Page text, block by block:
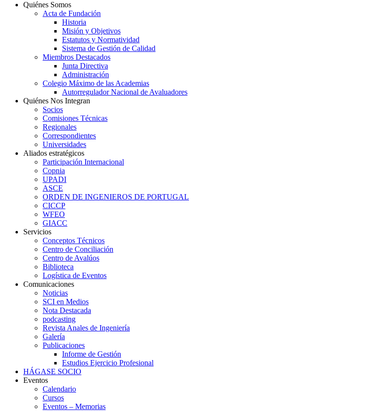
Quiénes Somos
Acta de Fundación
Historia
Misión y Objetivos
Estatutos y Normatividad
Sistema de Gestión de Calidad
Miembros Destacados
Junta Directiva
Administración
Colegio Máximo de las Academias
Autorregulador Nacional de Avaluadores
Quiénes Nos Integran
Socios
Comisiones Técnicas
Regionales
Correspondientes
Universidades
Aliados estratégicos
Participación Internacional
Copnia
UPADI
ASCE
ORDEN DE INGENIEROS DE PORTUGAL
CICCP
WFEO
GIACC
Servicios
Conceptos Técnicos
Centro de Conciliación
Centro de Avalúos
Biblioteca
Logística de Eventos
Comunicaciones
Noticias
SCI en Medios
Nota Destacada
podcasting
Revista Anales de Ingeniería
Galería
Publicaciones
Informe de Gestión
Estudios Ejercicio Profesional
HÁGASE SOCIO
Eventos
Calendario
Cursos
Eventos – Memorias